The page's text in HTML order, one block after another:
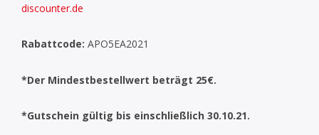
discounter.de
Rabattcode: APO5EA2021
*Der Mindestbestellwert beträgt 25€.
*Gutschein gültig bis einschließlich 30.10.21.